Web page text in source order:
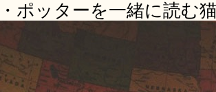
ポッターを一緒に読む